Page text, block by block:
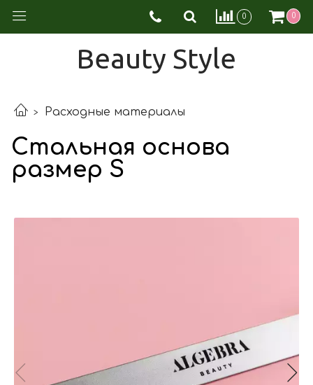
0 0
Beauty Style
Расходные материалы
Стальная основа
размер S